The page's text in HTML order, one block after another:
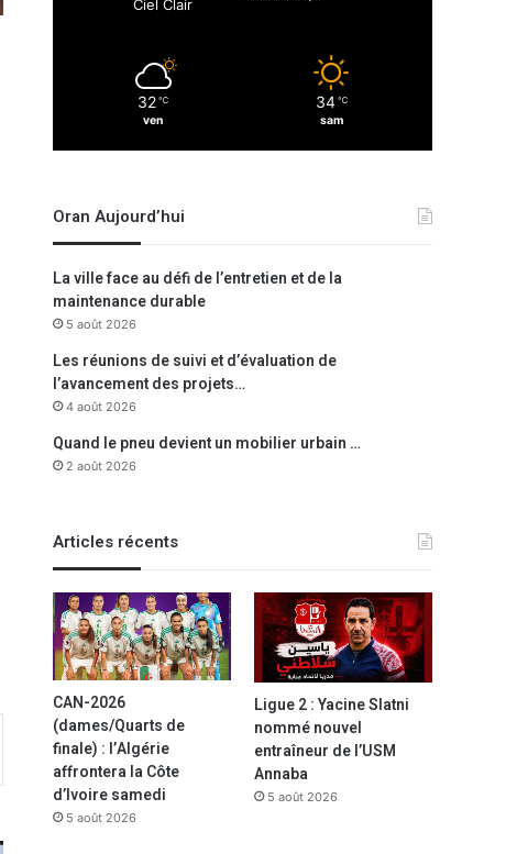
Ciel Clair
32 ℃
ven
34 ℃
sam
Oran Aujourd’hui
La ville face au défi de l’entretien et de la
maintenance durable
5 août 2026
Les réunions de suivi et d’évaluation de
l’avancement des projets…
4 août 2026
Quand le pneu devient un mobilier urbain …
2 août 2026
Articles récents
CAN-2026
(dames/Quarts de
finale) : l’Algérie
affrontera la Côte
d’Ivoire samedi
5 août 2026
Ligue 2 : Yacine Slatni
nommé nouvel
entraîneur de l’USM
Annaba
5 août 2026